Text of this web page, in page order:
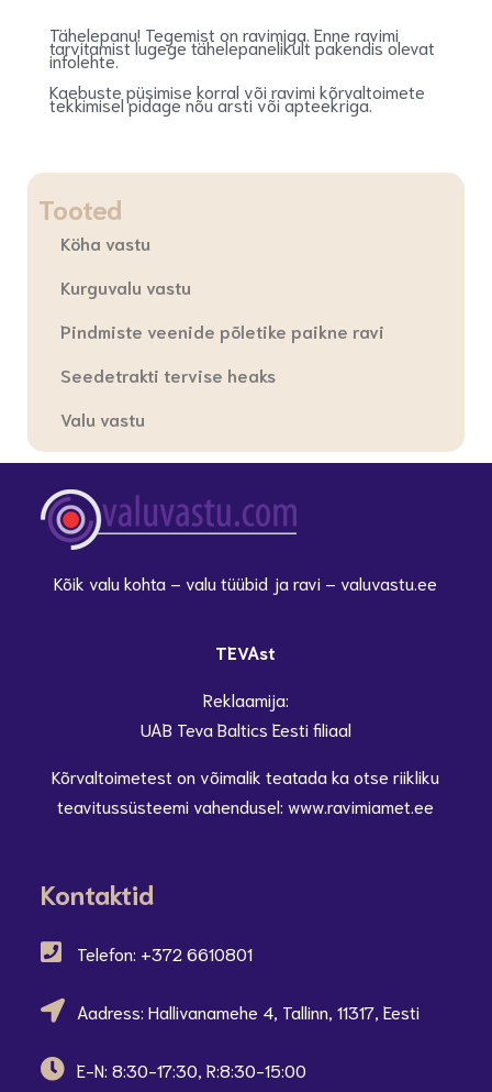
Tähelepanu! Tegemist on ravimiga. Enne ravimi
tarvitamist lugege tähelepanelikult pakendis olevat
infolehte.
Kaebuste püsimise korral või ravimi kõrvaltoimete
tekkimisel pidage nõu arsti või apteekriga.
Tooted
Köha vastu
Kurguvalu vastu
Pindmiste veenide põletike paikne ravi
Seedetrakti tervise heaks
Valu vastu
Kõik valu kohta – valu tüübid ja ravi – valuvastu.ee
TEVAst
Reklaamija:
UAB Teva Baltics Eesti filiaal
Kõrvaltoimetest on võimalik teatada ka otse riikliku
teavitussüsteemi vahendusel: www.ravimiamet.ee
Kontaktid
Telefon: +372 6610801
Aadress: Hallivanamehe 4, Tallinn, 11317, Eesti
E-N: 8:30-17:30, R:8:30-15:00